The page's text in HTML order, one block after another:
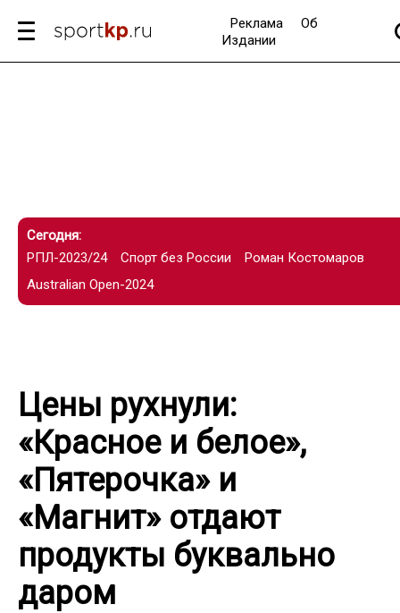
Реклама
Об
Издании
Сегодня:
РПЛ-2023/24
Спорт без России
Роман Костомаров
Australian Open-2024
Цены рухнули:
«Красное и белое»,
«Пятерочка» и
«Магнит» отдают
продукты буквально
даром